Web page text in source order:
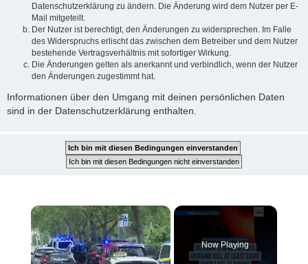
Datenschutzerklärung zu ändern. Die Änderung wird dem Nutzer per E-
Mail mitgeteilt.
Der Nutzer ist berechtigt, den Änderungen zu widersprechen. Im Falle
des Widerspruchs erlischt das zwischen dem Betreiber und dem Nutzer
bestehende Vertragsverhältnis mit sofortiger Wirkung.
Die Änderungen gelten als anerkannt und verbindlich, wenn der Nutzer
den Änderungen zugestimmt hat.
Informationen über den Umgang mit deinen persönlichen Daten
sind in der Datenschutzerklärung enthalten.
×
Now Playing